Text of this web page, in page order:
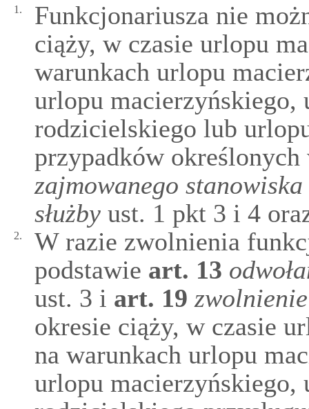
1.
Funkcjonariusza nie
ciąży, w czasie urlopu
warunkach urlopu
urlopu
rodzicielskiego lub
przypadków określonych
zajmowanego stanowiska
służby ust. 1 pkt 3 i 4
2.
W razie zwolnienia
podstawie art. 13
ust. 3 i art. 19 zwolnienie
okresie ciąży, w czasie
na warunkach urlopu
urlopu